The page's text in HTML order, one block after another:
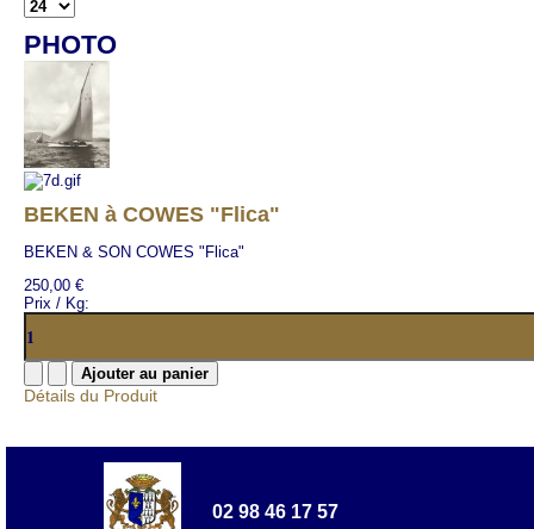
PHOTO
BEKEN à COWES "Flica"
BEKEN & SON COWES "Flica"
250,00 €
Prix / Kg:
Détails du Produit
02 98 46 17 57